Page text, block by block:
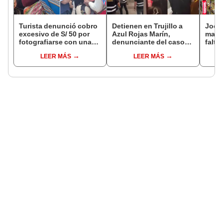
Turista denunció cobro
excesivo de S/ 50 por
fotografiarse con una
Serenazgo recuperó el
dinero
LEER MÁS
Detienen en Trujillo a
Azul Rojas Marín,
denunciante del caso
policíasLEER MÁS
falta